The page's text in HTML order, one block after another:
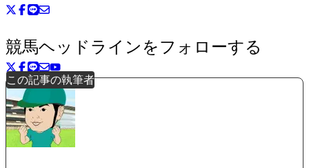
競馬ヘッドラインをフォローする
この記事の執筆者